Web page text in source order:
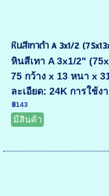
หินสีเทาดำ A 3x1/2
หินสีเทา A 3x1/2"
75 กว้าง x 13 หนา x
ละเอียด: 24K การใช้
฿143
มีสินค้า